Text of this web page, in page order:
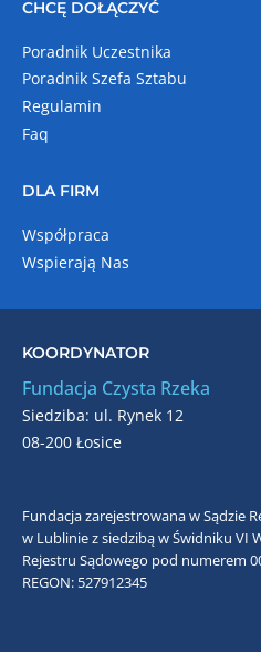
CHCĘ DOŁĄCZYĆ
Poradnik Uczestnika
Poradnik Szefa Sztabu
Regulamin
Faq
DLA FIRM
Współpraca
Wspierają Nas
KOORDYNATOR
Fundacja Czysta Rzeka
Siedziba: ul. Rynek 12
08-200 Łosice
Fundacja zarejestrowana w Sądzie
w Lublinie z siedzibą w Świdniku VI
Rejestru Sądowego pod numerem
REGON: 527912345